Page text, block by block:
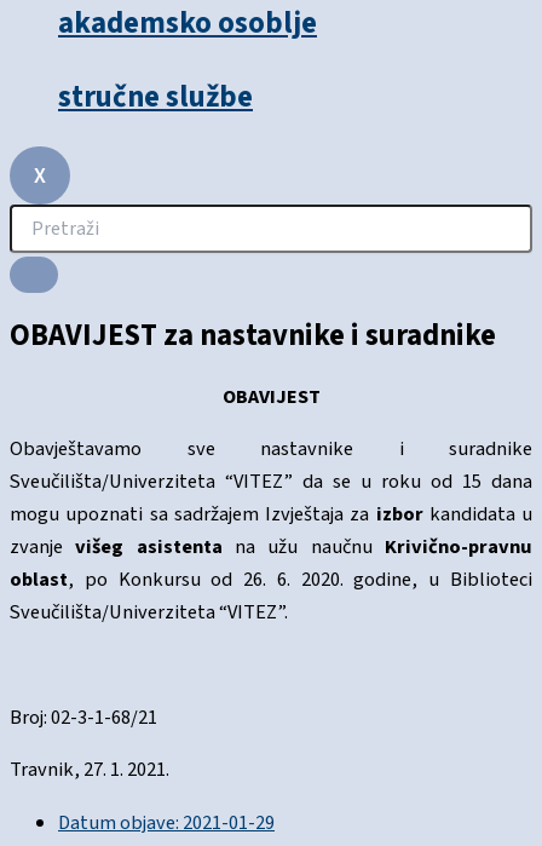
akademsko osoblje
stručne službe
X
OBAVIJEST za nastavnike i suradnike
OBAVIJEST
Obavještavamo sve nastavnike i suradnike
Sveučilišta/Univerziteta “VITEZ” da se u roku od 15 dana
mogu upoznati sa sadržajem Izvještaja za izborkandidata u
zvanjevišeg asistenta na užu naučnu Krivično-pravnu
oblast, po Konkursu od 26. 6. 2020. godine, u Biblioteci
Sveučilišta/Univerziteta “VITEZ”.
Broj: 02-3-1-68/21
Travnik, 27. 1. 2021.
Datum objave:2021-01-29